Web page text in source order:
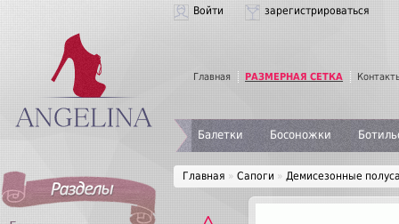
Войти зарегистрироваться
Главная РАЗМЕРНАЯ СЕТКА
Балетки Босоножки
Главная » Сапоги » Демисезонные